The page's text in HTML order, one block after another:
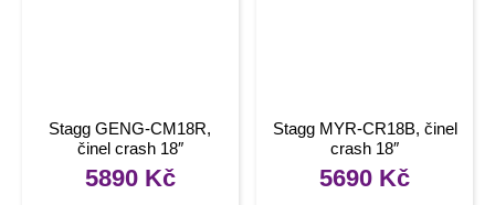
Stagg GENG-CM18R,
činel crash 18″
5890 Kč
Stagg MYR-CR18B, činel
crash 18″
5690 Kč